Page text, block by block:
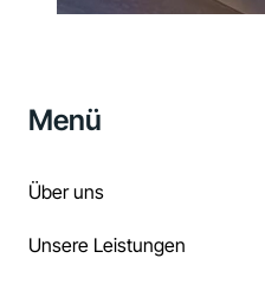
Menü
Über uns
Unsere Leistungen